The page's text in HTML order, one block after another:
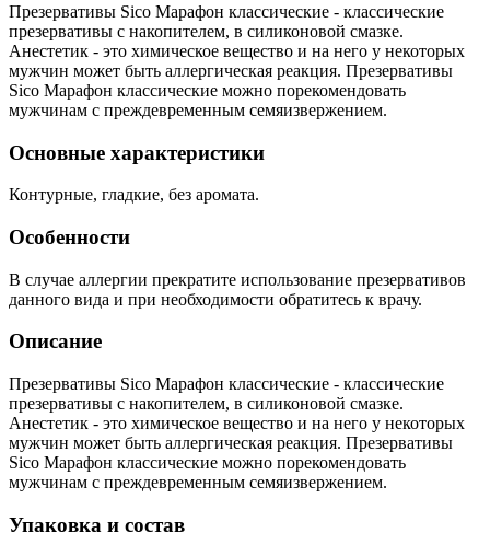
Презервативы Sico Марафон классические - классические
презервативы c накопителем, в силиконовой смазке.
Анестетик - это химическое вещество и на него у некоторых
мужчин может быть аллергическая реакция. Презервативы
Sico Марафон классические можно порекомендовать
мужчинам с преждевременным семяизвержением.
Основные характеристики
Контурные, гладкие, без аромата.
Особенности
В случае аллергии прекратите использование презервативов
данного вида и при необходимости обратитесь к врачу.
Описание
Презервативы Sico Марафон классические - классические
презервативы c накопителем, в силиконовой смазке.
Анестетик - это химическое вещество и на него у некоторых
мужчин может быть аллергическая реакция. Презервативы
Sico Марафон классические можно порекомендовать
мужчинам с преждевременным семяизвержением.
Упаковка и состав